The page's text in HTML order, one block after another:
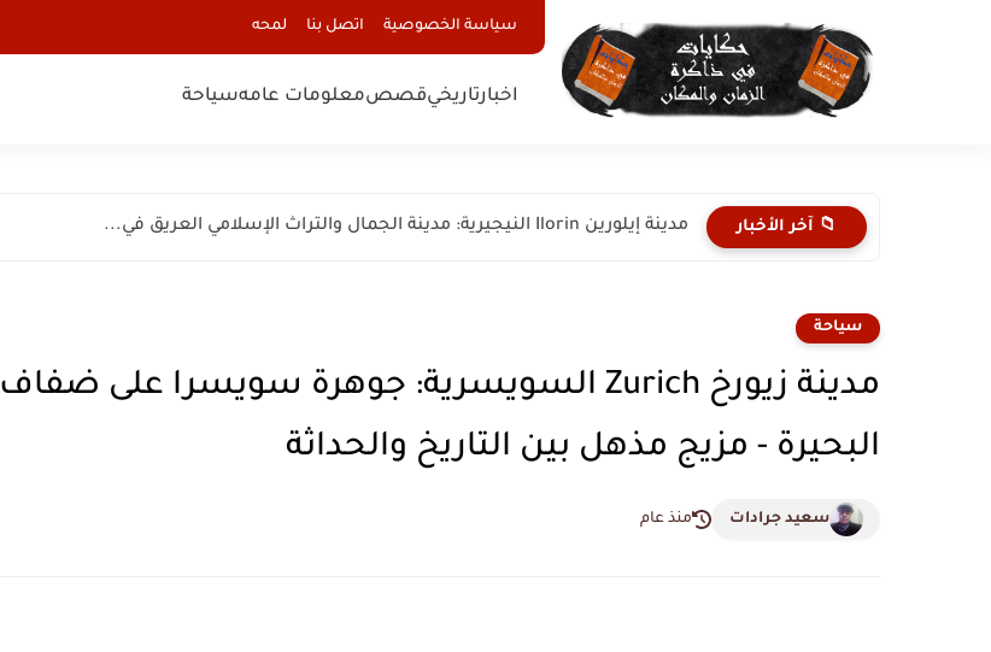
سياسة الخصوصية اتصل بنا لمحه
اخبارتاريخيقصصمعلومات عامهسياحة
📁 آخر الأخبار مدينة إيلورين Ilorin النيجيرية: مدينة الجمال والتراث الإسلامي العريق في...
سياحة
مدينة زيورخ Zurich السويسرية: جوهرة سويسرا على ضفاف
البحيرة - مزيج مذهل بين التاريخ والحداثة
سعيد جرادات منذ عام